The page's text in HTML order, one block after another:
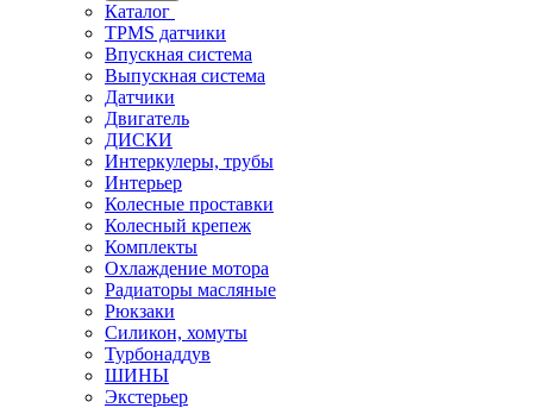
Каталог
TPMS датчики
Впускная система
Выпускная система
Датчики
Двигатель
ДИСКИ
Интеркулеры, трубы
Интерьер
Колесные проставки
Колесный крепеж
Комплекты
Охлаждение мотора
Радиаторы масляные
Рюкзаки
Силикон, хомуты
Турбонаддув
ШИНЫ
Экстерьер